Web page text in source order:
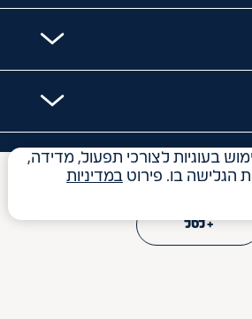
189
₪
+ לסל
מאובטח עם
בעוגיות לצורכי תפעול, מדידה,
הגלישה בו. פירוט במדיניות